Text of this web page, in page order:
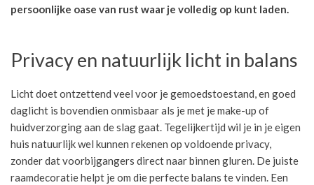
persoonlijke oase van rust waar je volledig op kunt laden.
Privacy en natuurlijk licht in balans
Licht doet ontzettend veel voor je gemoedstoestand, en goed
daglicht is bovendien onmisbaar als je met je make-up of
huidverzorging aan de slag gaat. Tegelijkertijd wil je in je eigen
huis natuurlijk wel kunnen rekenen op voldoende privacy,
zonder dat voorbijgangers direct naar binnen gluren. De juiste
raamdecoratie helpt je om die perfecte balans te vinden. Een